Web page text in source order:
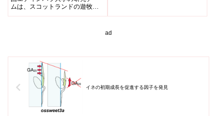
ムは、スコットランドの遊牧・
移動生活の伝統を持つ「スコテ
ad
イネの初期成長を促進する因子を発見